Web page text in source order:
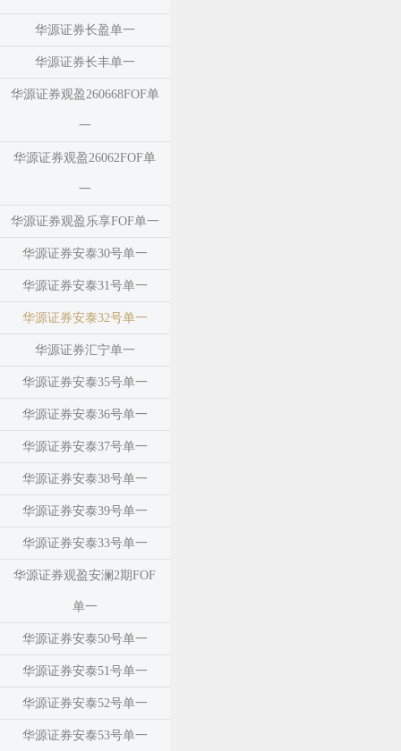
华源证券长盈单一
华源证券长丰单一
华源证券观盈260668FOF单
一
华源证券观盈26062FOF单
一
华源证券观盈乐享FOF单一
华源证券安泰30号单一
华源证券安泰31号单一
华源证券安泰32号单一
华源证券汇宁单一
华源证券安泰35号单一
华源证券安泰36号单一
华源证券安泰37号单一
华源证券安泰38号单一
华源证券安泰39号单一
华源证券安泰33号单一
华源证券观盈安澜2期FOF
单一
华源证券安泰50号单一
华源证券安泰51号单一
华源证券安泰52号单一
华源证券安泰53号单一